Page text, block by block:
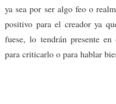
ya sea por ser algo feo o
positivo para el creador ya
fuese, lo tendrán presente
para criticarlo o para hablar